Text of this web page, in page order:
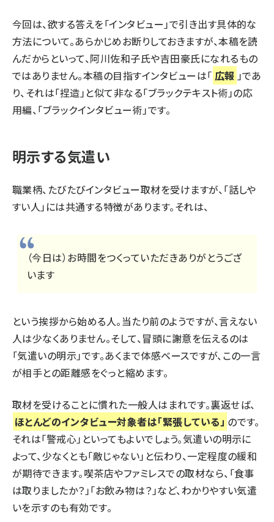
今回は、欲する答えを「インタビュー」で引き出す具体的な
方法について。あらかじめお断りしておきますが、本稿を読
んだからといって、阿川佐和子氏や吉田豪氏になれるもの
ではありません。本稿の目指すインタビューは「 広報 」であ
り、それは「捏造」と似て非なる「ブラックテキスト術」の応
用編、「ブラックインタビュー術」です。
明示する気遣い
職業柄、たびたびインタビュー取材を受けますが、「話しや
すい人」には共通する特徴があります。それは、
（今日は）お時間をつくっていただきありがとうござ
います
という挨拶から始める人。当たり前のようですが、言えない
人は少なくありません。そして、冒頭に謝意を伝えるのは
「気遣いの明示」です。あくまで体感ベースですが、この一言
が相手との距離感をぐっと縮めます。
取材を受けることに慣れた一般人はまれです。裏返せば、
ほとんどのインタビュー対象者は「緊張している」 のです。
それは「警戒心」といってもよいでしょう。気遣いの明示に
よって、少なくとも「敵じゃない」と伝わり、一定程度の緩和
が期待できます。喫茶店やファミレスでの取材なら、「食事
は取りましたか？」「お飲み物は？」など、わかりやすい気遣
いを示すのも有効です。